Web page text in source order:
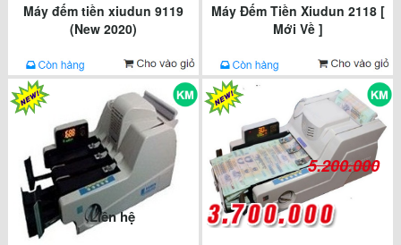
Máy đếm tiền xiudun 9119
(New 2020)
Máy Đếm Tiền Xiudun 2118 [
Mới Về ]
Liên hệ
5.200.000